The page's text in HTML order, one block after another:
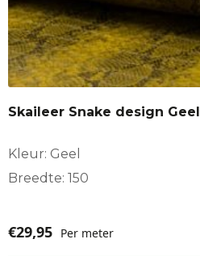
Skaileer Snake design Geel
Kleur: Geel
Breedte: 150
€29,95 Per meter